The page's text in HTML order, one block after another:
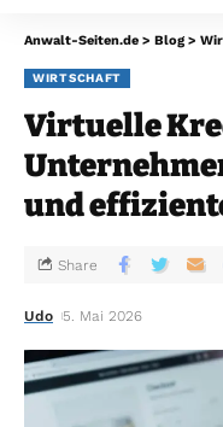
Anwalt-Seiten.de > Blog >
WIRTSCHAFT
Virtuelle
und
Udo 5. Mai 2026
Share